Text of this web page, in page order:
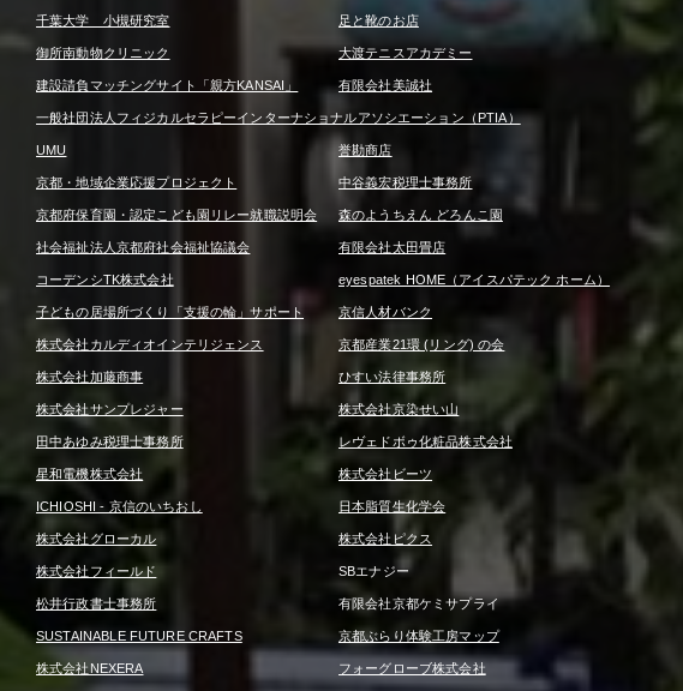
千葉大学 小槻研究室 足と靴のお店
御所南動物クリニック 大渡テニスアカデミー
建設請負マッチングサイト「親方KANSAI」 有限会社美誠社
一般社団法人フィジカルセラピーインターナショナルアソシエーション（PTIA）
UMU 誉勘商店
京都・地域企業応援プロジェクト 中谷義宏税理士事務所
京都府保育園・認定こども園リレー就職説明会 森のようちえん どろんこ園
社会福祉法人京都府社会福祉協議会 有限会社太田畳店
コーデンシTK株式会社 eyespatek HOME（アイスパテック ホーム）
子どもの居場所づくり「支援の輪」サポート 京信人材バンク
株式会社カルディオインテリジェンス 京都産業21環 (リング) の会
株式会社加藤商事 ひすい法律事務所
株式会社サンプレジャー 株式会社京染せい山
田中あゆみ税理士事務所 レヴェドボゥ化粧品株式会社
星和電機株式会社 株式会社ビーツ
ICHIOSHI - 京信のいちおし 日本脂質生化学会
株式会社グローカル 株式会社ピクス
株式会社フィールド SBエナジー
松井行政書士事務所 有限会社京都ケミサプライ
SUSTAINABLE FUTURE CRAFTS 京都ぶらり体験工房マップ
株式会社NEXERA フォーグローブ株式会社